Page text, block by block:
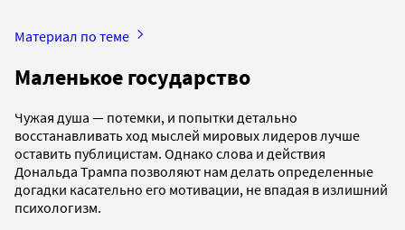
Материал по теме
Маленькое государство
Чужая душа — потемки, и попытки детально
восстанавливать ход мыслей мировых лидеров лучше
оставить публицистам. Однако слова и действия
Дональда Трампа позволяют нам делать определенные
догадки касательно его мотивации, не впадая в излишний
психологизм.